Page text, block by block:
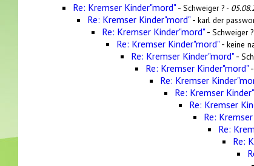
Re: Kremser Kinder"mord"- Schweiger ? -
Re: Kremser Kinder"mord"- karl der
Re: Kremser Kinder"mord"- Schweiger
Re: Kremser Kinder"mord"- keine
Re: Kremser Kinder"mord"-
Re: Kremser Kinder"mord"-
Re: Kremser
Re: Kremser
Re: Kremser
Re:
Re:
Re: